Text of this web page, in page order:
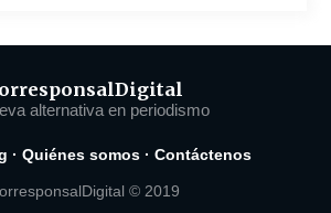
Digital
alternativa en periodismo
· Quiénes somos · Contáctenos
© 2019